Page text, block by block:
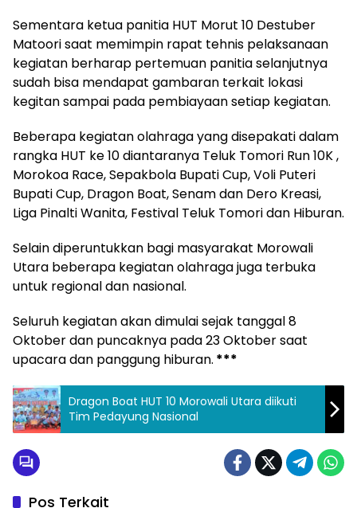
Sementara ketua panitia HUT Morut 10 Destuber
Matoori saat memimpin rapat tehnis pelaksanaan
kegiatan berharap pertemuan panitia selanjutnya
sudah bisa mendapat gambaran terkait lokasi
kegitan sampai pada pembiayaan setiap kegiatan.
Beberapa kegiatan olahraga yang disepakati dalam
rangka HUT ke 10 diantaranya Teluk Tomori Run 10K ,
Morokoa Race, Sepakbola Bupati Cup, Voli Puteri
Bupati Cup, Dragon Boat, Senam dan Dero Kreasi,
Liga Pinalti Wanita, Festival Teluk Tomori dan Hiburan.
Selain diperuntukkan bagi masyarakat Morowali
Utara beberapa kegiatan olahraga juga terbuka
untuk regional dan nasional.
Seluruh kegiatan akan dimulai sejak tanggal 8
Oktober dan puncaknya pada 23 Oktober saat
upacara dan panggung hiburan. ***
Dragon Boat HUT 10 Morowali Utara diikuti
Tim Pedayung Nasional
Pos Terkait